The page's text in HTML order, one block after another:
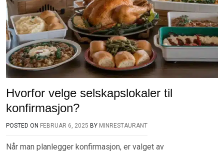
Hvorfor velge selskapslokaler til
konfirmasjon?
POSTED ON FEBRUAR 6, 2025 BY MINRESTAURANT
Når man planlegger konfirmasjon, er valget av